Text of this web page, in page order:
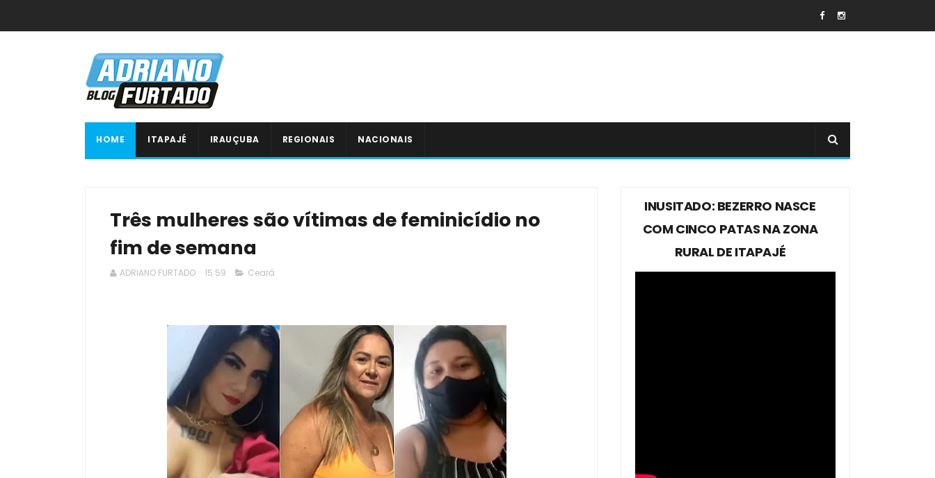
HOME ITAPAJÉ IRAUÇUBA REGIONAIS NACIONAIS
Três mulheres são vítimas de feminicídio no
fim de semana
ADRIANO FURTADO 15:59 Ceará
INUSITADO: BEZERRO NASCE
COM CINCO PATAS NA ZONA
RURAL DE ITAPAJÉ